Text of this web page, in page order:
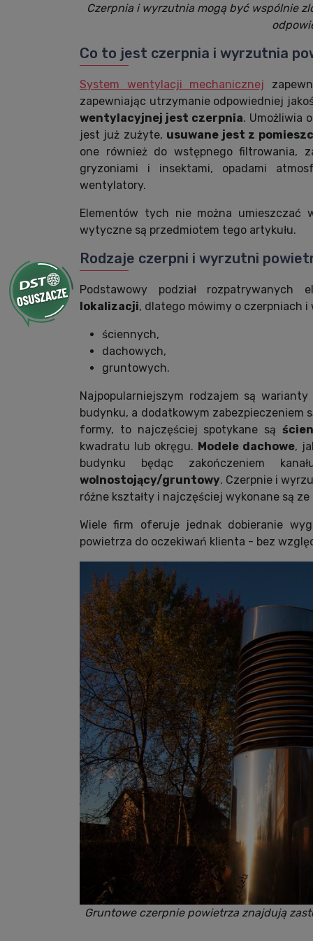
Czerpnia i wyrzutnia mogą być wspólnie
Co to jest czerpnia i wyrzutnia
System wentylacji mechanicznej
zapewniając utrzymanie odpowiedniej
wentylacyjnej jest czerpnia. Umożliwia
jest już zużyte, usuwane jest z
one również do wstępnego filtrowania,
gryzoniami i insektami, opadami
wentylatory.
Elementów tych nie można umieszczać
wytyczne są przedmiotem tego artykułu.
Rodzaje czerpni i wyrzutni
Podstawowy podział
lokalizacji, dlatego mówimy o czerpniach
ściennych,
dachowych,
gruntowych.
Najpopularniejszym rodzajem są
budynku, a dodatkowym zabezpieczeniem
formy, to najczęściej spotykane są
kwadratu lub okręgu. Modele dachowe,
budynku będąc zakończeniem
wolnostojący/gruntowy. Czerpnie i
różne kształty i najczęściej wykonane są
Wiele firm oferuje jednak dobieranie
powietrza do oczekiwań klienta - bez
Gruntowe czerpnie powietrza znajdują